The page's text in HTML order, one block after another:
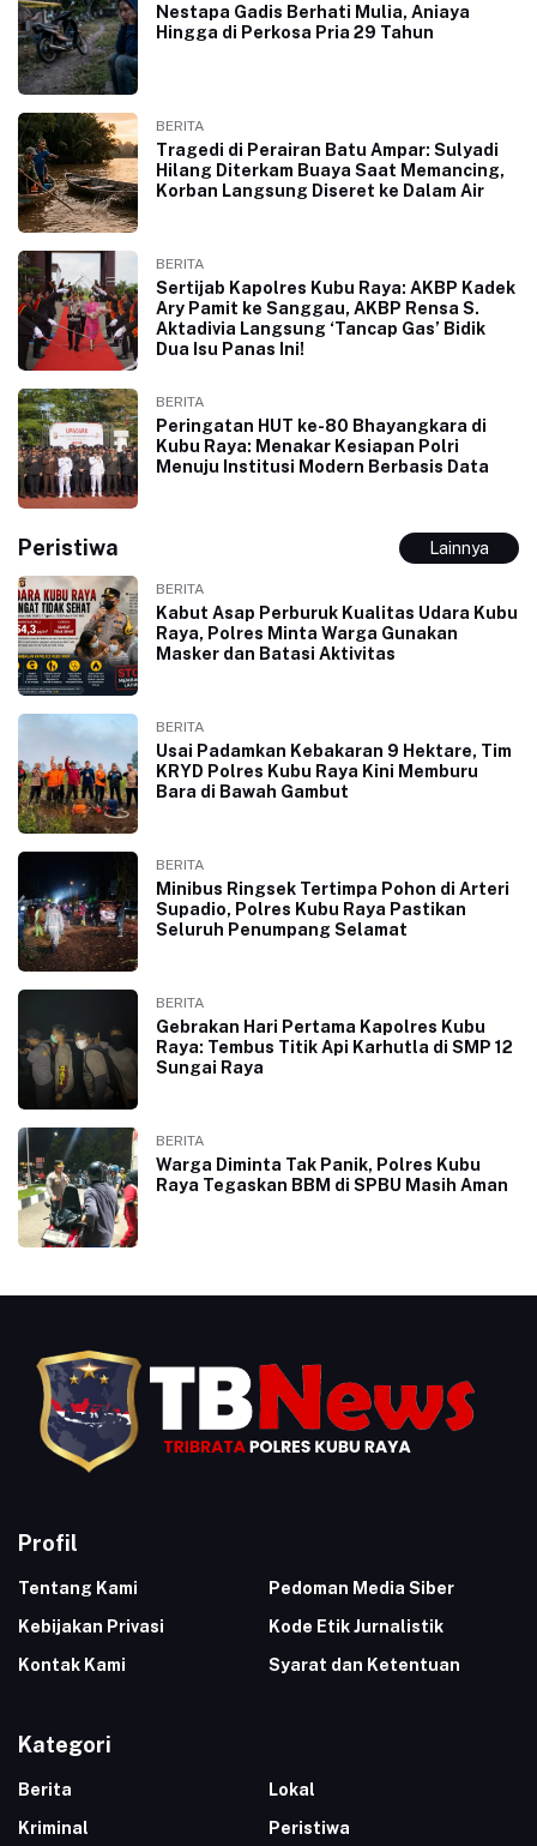
Nestapa Gadis Berhati Mulia, Aniaya
Hingga di Perkosa Pria 29 Tahun
BERITA
Tragedi di Perairan Batu Ampar: Sulyadi
Hilang Diterkam Buaya Saat Memancing,
Korban Langsung Diseret ke Dalam Air
BERITA
Sertijab Kapolres Kubu Raya: AKBP Kadek
Ary Pamit ke Sanggau, AKBP Rensa S.
Aktadivia Langsung ‘Tancap Gas’ Bidik
Dua Isu Panas Ini!
BERITA
Peringatan HUT ke-80 Bhayangkara di
Kubu Raya: Menakar Kesiapan Polri
Menuju Institusi Modern Berbasis Data
Peristiwa Lainnya
BERITA
Kabut Asap Perburuk Kualitas Udara Kubu
Raya, Polres Minta Warga Gunakan
Masker dan Batasi Aktivitas
BERITA
Usai Padamkan Kebakaran 9 Hektare, Tim
KRYD Polres Kubu Raya Kini Memburu
Bara di Bawah Gambut
BERITA
Minibus Ringsek Tertimpa Pohon di Arteri
Supadio, Polres Kubu Raya Pastikan
Seluruh Penumpang Selamat
BERITA
Gebrakan Hari Pertama Kapolres Kubu
Raya: Tembus Titik Api Karhutla di SMP 12
Sungai Raya
BERITA
Warga Diminta Tak Panik, Polres Kubu
Raya Tegaskan BBM di SPBU Masih Aman
Profil
Tentang Kami
Pedoman Media Siber
Kebijakan Privasi
Kode Etik Jurnalistik
Kontak Kami
Syarat dan Ketentuan
Kategori
Berita
Lokal
Kriminal
Peristiwa